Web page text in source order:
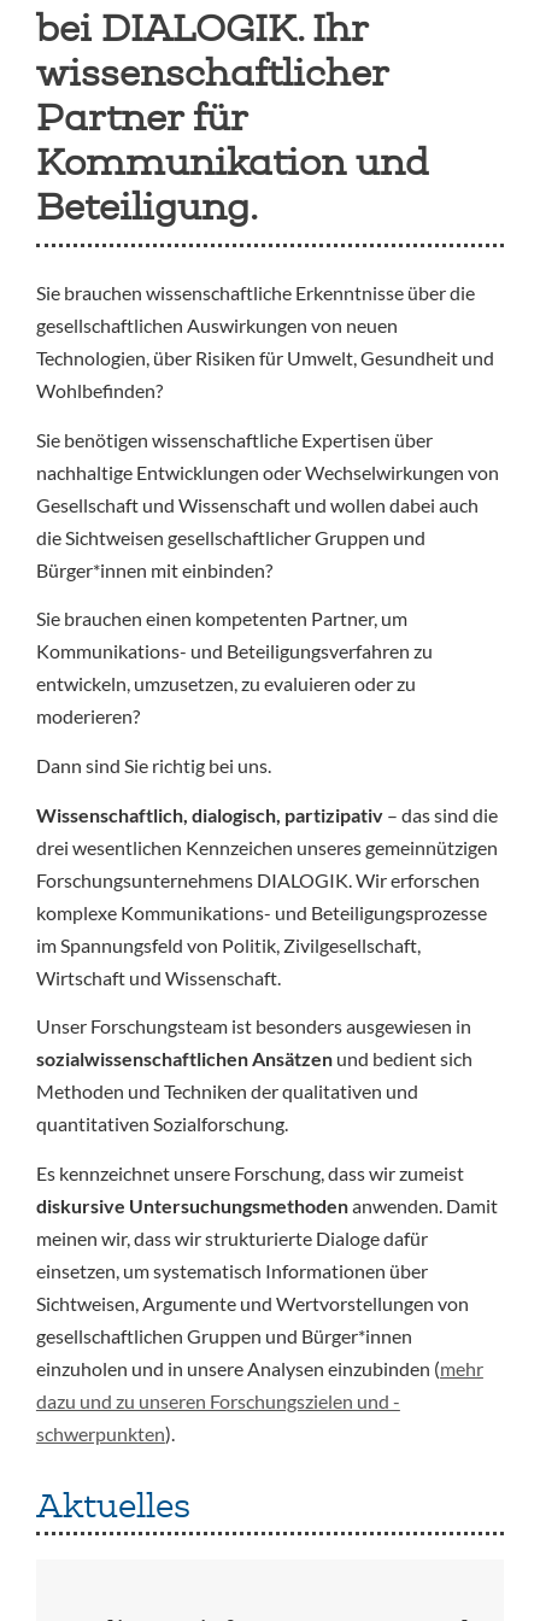
bei DIALOGIK. Ihr
wissenschaftlicher
Partner für
Kommunikation und
Beteiligung.
Sie brauchen wissenschaftliche Erkenntnisse über die
gesellschaftlichen Auswirkungen von neuen
Technologien, über Risiken für Umwelt, Gesundheit und
Wohlbefinden?
Sie benötigen wissenschaftliche Expertisen über
nachhaltige Entwicklungen oder Wechselwirkungen von
Gesellschaft und Wissenschaft und wollen dabei auch
die Sichtweisen gesellschaftlicher Gruppen und
Bürger*innen mit einbinden?
Sie brauchen einen kompetenten Partner, um
Kommunikations- und Beteiligungsverfahren zu
entwickeln, umzusetzen, zu evaluieren oder zu
moderieren?
Dann sind Sie richtig bei uns.
Wissenschaftlich, dialogisch, partizipativ – das sind die
drei wesentlichen Kennzeichen unseres gemeinnützigen
Forschungsunternehmens DIALOGIK. Wir erforschen
komplexe Kommunikations- und Beteiligungsprozesse
im Spannungsfeld von Politik, Zivilgesellschaft,
Wirtschaft und Wissenschaft.
Unser Forschungsteam ist besonders ausgewiesen in
sozialwissenschaftlichen Ansätzenund bedient sich
Methoden und Techniken der qualitativen und
quantitativen Sozialforschung.
Es kennzeichnet unsere Forschung, dass wir zumeist
diskursive Untersuchungsmethodenanwenden. Damit
meinen wir, dass wir strukturierte Dialoge dafür
einsetzen, um systematisch Informationen über
Sichtweisen, Argumente und Wertvorstellungen von
gesellschaftlichen Gruppen und Bürger*innen
einzuholen und in unsere Analysen einzubinden (mehr
dazu und zu unseren Forschungszielen und -
schwerpunkten).
Aktuelles